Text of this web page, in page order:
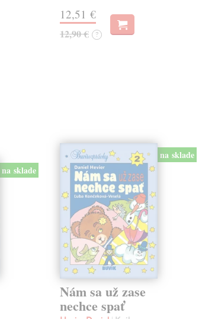
12,51 €
12,90 € ?
na sklade
na sklade
Nám sa už zase
nechce spať